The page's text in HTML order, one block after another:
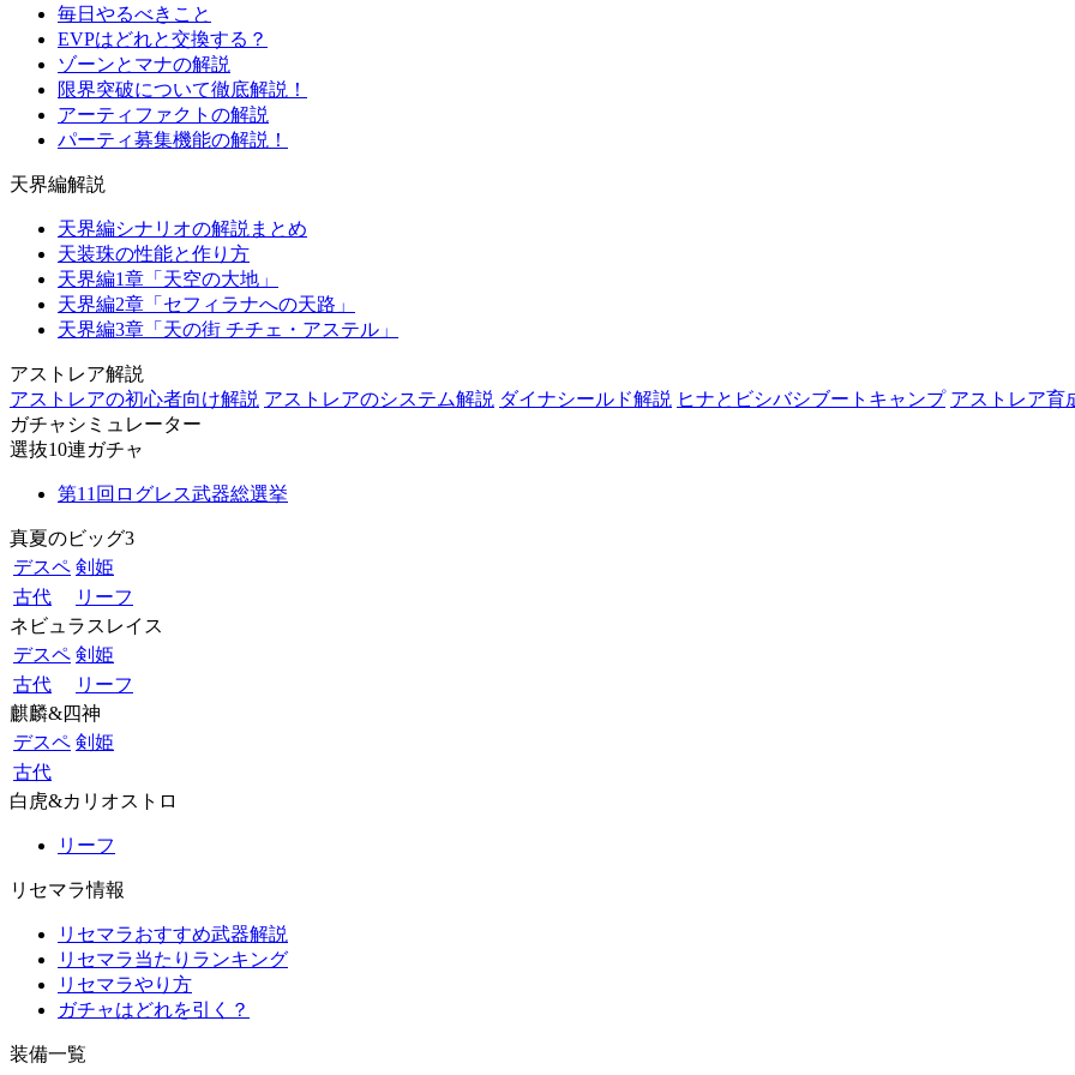
毎日やるべきこと
EVPはどれと交換する？
ゾーンとマナの解説
限界突破について徹底解説！
アーティファクトの解説
パーティ募集機能の解説！
天界編解説
天界編シナリオの解説まとめ
天装珠の性能と作り方
天界編1章「天空の大地」
天界編2章「セフィラナへの天路」
天界編3章「天の街 チチェ・アステル」
アストレア解説
アストレアの初心者向け解説 アストレアのシステム解説 ダイナシールド解説 ヒナとビシバシブートキャンプ アストレア育
ガチャシミュレーター
選抜10連ガチャ
第11回ログレス武器総選挙
真夏のビッグ3
デスペ 剣姫
古代
リーフ
ネビュラスレイス
デスペ 剣姫
古代
リーフ
麒麟&四神
デスペ 剣姫
古代
白虎&カリオストロ
リーフ
リセマラ情報
リセマラおすすめ武器解説
リセマラ当たりランキング
リセマラやり方
ガチャはどれを引く？
装備一覧